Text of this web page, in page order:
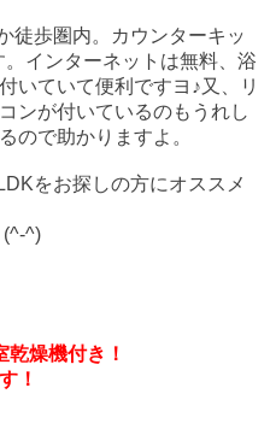
徒歩圏内。カウンターキッ
インターネットは無料、浴
いていて便利ですヨ♪又、リ
ンが付いているのもうれし
ので助かりますよ。
をお探しの方にオススメ
^)
燥機付き！
！